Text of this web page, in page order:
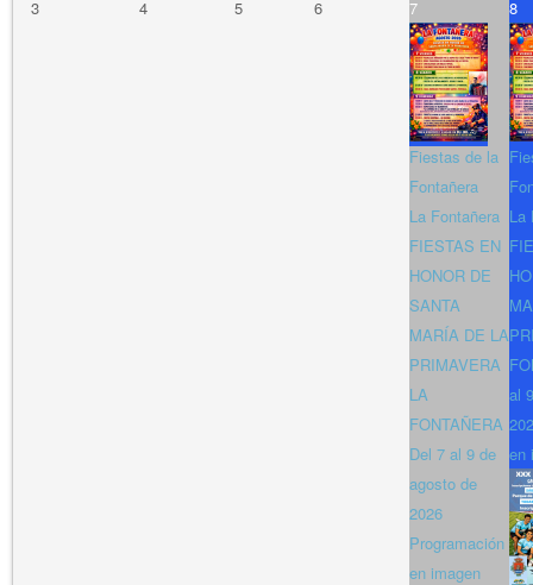
3
4 5 6 7
Fiestas de la
Fontañera
La Fontañera
FIESTAS EN
HONOR DE
SANTA
MARÍA DE LA
PRIMAVERA
LA
FONTAÑERA
Del 7 al 9 de
agosto de
2026
Programación
en imagen
8
La
al
en